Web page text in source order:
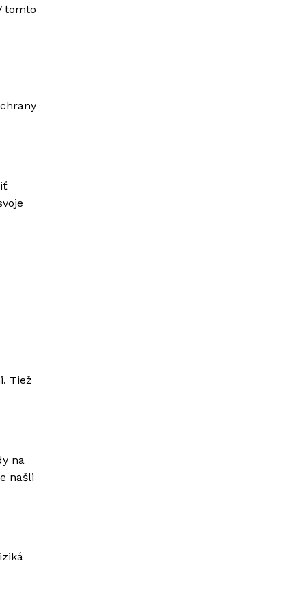
tomto
Tiež
na
našli